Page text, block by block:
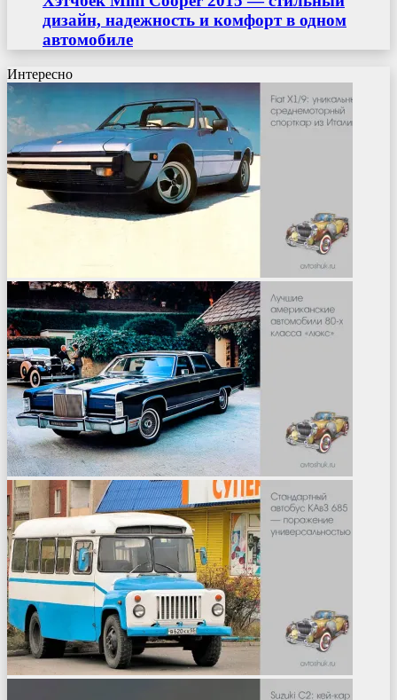
дизайн, надежность и комфорт в одном
автомобиле
Интересно